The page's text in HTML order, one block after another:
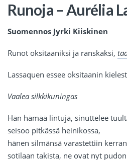
Runoja – Aurélia
Suomennos Jyrki Kiiskinen
Runot oksitaaniksi ja ranskaksi,
Lassaquen essee oksitaanin
Vaalea silkkikuningas
Hän hämää lintuja, sinuttelee
seisoo pitkässä heinikossa,
hänen silmänsä varastettiin kerran
sotilaan takista, ne ovat nyt